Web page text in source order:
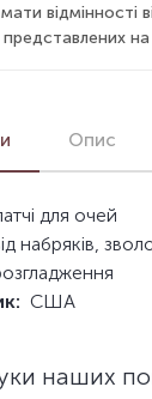
відмінності
представлених на
Опис
для очей
набряків,
США
наших